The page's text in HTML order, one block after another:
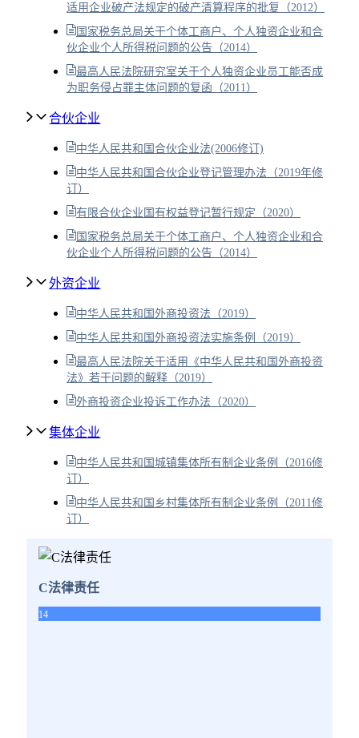
适用企业破产法规定的破产清算程序的批复（2012）
国家税务总局关于个体工商户、个人独资企业和合
伙企业个人所得税问题的公告（2014）
最高人民法院研究室关于个人独资企业员工能否成
为职务侵占罪主体问题的复函（2011）
合伙企业
中华人民共和国合伙企业法(2006修订)
中华人民共和国合伙企业登记管理办法（2019年修
订）
有限合伙企业国有权益登记暂行规定（2020）
国家税务总局关于个体工商户、个人独资企业和合
伙企业个人所得税问题的公告（2014）
外资企业
中华人民共和国外商投资法（2019）
中华人民共和国外商投资法实施条例（2019）
最高人民法院关于适用《中华人民共和国外商投资
法》若干问题的解释（2019）
外商投资企业投诉工作办法（2020）
集体企业
中华人民共和国城镇集体所有制企业条例（2016修
订）
中华人民共和国乡村集体所有制企业条例（2011修
订）
C法律责任
14